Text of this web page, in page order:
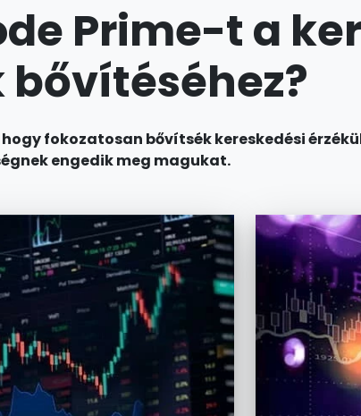
Prime-t a
fokozatosan bővítsék kereskedési
engedik meg magukat.